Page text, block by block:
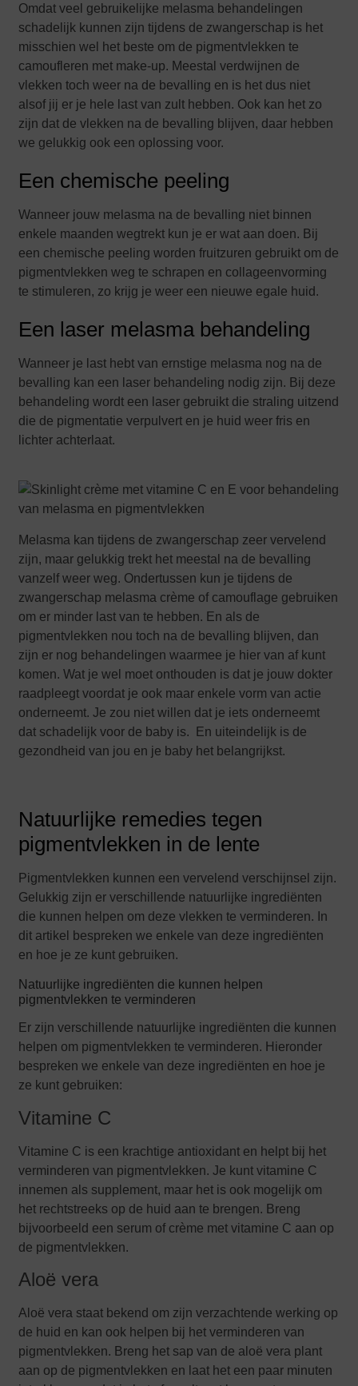
Omdat veel gebruikelijke melasma behandelingen
schadelijk kunnen zijn tijdens de zwangerschap is het
misschien wel het beste om de pigmentvlekken te
camoufleren met make-up. Meestal verdwijnen de
vlekken toch weer na de bevalling en is het dus niet
alsof jij er je hele last van zult hebben. Ook kan het zo
zijn dat de vlekken na de bevalling blijven, daar hebben
we gelukkig ook een oplossing voor.
Een chemische peeling
Wanneer jouw melasma na de bevalling niet binnen
enkele maanden wegtrekt kun je er wat aan doen. Bij
een chemische peeling worden fruitzuren gebruikt om de
pigmentvlekken weg te schrapen en collageenvorming
te stimuleren, zo krijg je weer een nieuwe egale huid.
Een laser melasma behandeling
Wanneer je last hebt van ernstige melasma nog na de
bevalling kan een laser behandeling nodig zijn. Bij deze
behandeling wordt een laser gebruikt die straling uitzend
die de pigmentatie verpulvert en je huid weer fris en
lichter achterlaat.
Melasma kan tijdens de zwangerschap zeer vervelend
zijn, maar gelukkig trekt het meestal na de bevalling
vanzelf weer weg. Ondertussen kun je tijdens de
zwangerschap melasma crème of camouflage gebruiken
om er minder last van te hebben. En als de
pigmentvlekken nou toch na de bevalling blijven, dan
zijn er nog behandelingen waarmee je hier van af kunt
komen. Wat je wel moet onthouden is dat je jouw dokter
raadpleegt voordat je ook maar enkele vorm van actie
onderneemt. Je zou niet willen dat je iets onderneemt
dat schadelijk voor de baby is. En uiteindelijk is de
gezondheid van jou en je baby het belangrijkst.
Natuurlijke remedies tegen
pigmentvlekken in de lente
Pigmentvlekken kunnen een vervelend verschijnsel zijn.
Gelukkig zijn er verschillende natuurlijke ingrediënten
die kunnen helpen om deze vlekken te verminderen. In
dit artikel bespreken we enkele van deze ingrediënten
en hoe je ze kunt gebruiken.
Natuurlijke ingrediënten die kunnen helpen
pigmentvlekken te verminderen
Er zijn verschillende natuurlijke ingrediënten die kunnen
helpen om pigmentvlekken te verminderen. Hieronder
bespreken we enkele van deze ingrediënten en hoe je
ze kunt gebruiken:
Vitamine C
Vitamine C is een krachtige antioxidant en helpt bij het
verminderen van pigmentvlekken. Je kunt vitamine C
innemen als supplement, maar het is ook mogelijk om
het rechtstreeks op de huid aan te brengen. Breng
bijvoorbeeld een serum of crème met vitamine C aan op
de pigmentvlekken.
Aloë vera
Aloë vera staat bekend om zijn verzachtende werking op
de huid en kan ook helpen bij het verminderen van
pigmentvlekken. Breng het sap van de aloë vera plant
aan op de pigmentvlekken en laat het een paar minuten